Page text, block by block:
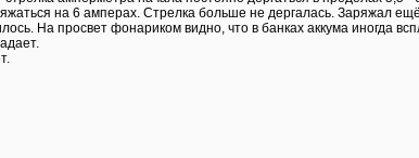
на 6 амперах. Стрелка больше не дергалась. Заряжал
На просвет фонариком видно, что в банках аккума иногда